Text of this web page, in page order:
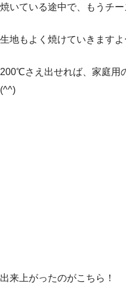
焼いている途中で、もうチ
生地もよく焼けていきますよ
200℃さえ出せれば、家庭用
(^^)
出来上がったのがこちら！